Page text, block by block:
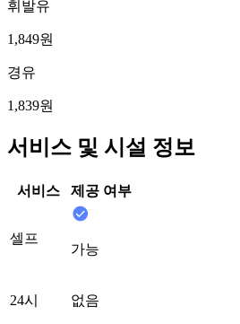
휘발유
1,849원
경유
1,839원
서비스 및 시설 정보
서비스 제공 여부
셀프
가능
24시 없음